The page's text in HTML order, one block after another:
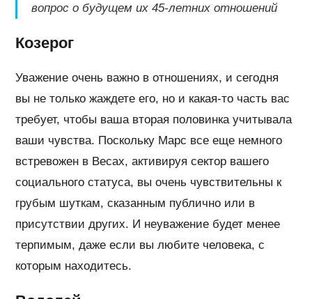
вопрос о будущем их 45-летних отношений
Козерог
Уважение очень важно в отношениях, и сегодня
вы не только жаждете его, но и какая-то часть вас
требует, чтобы ваша вторая половинка учитывала
ваши чувства. Поскольку Марс все еще немного
встревожен в Весах, активируя сектор вашего
социального статуса, вы очень чувствительны к
грубым шуткам, сказанным публично или в
присутствии других. И неуважение будет менее
терпимым, даже если вы любите человека, с
которым находитесь.